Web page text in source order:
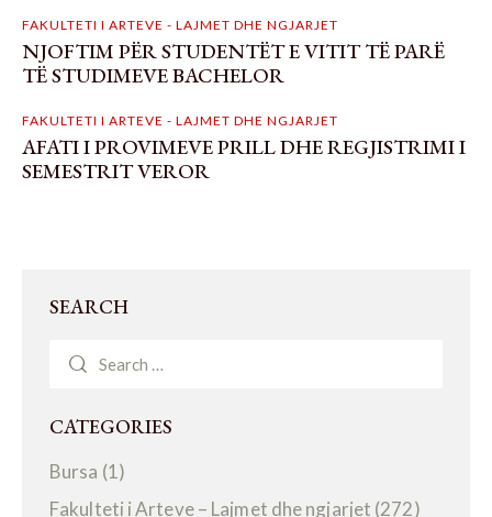
FAKULTETI I ARTEVE - LAJMET DHE NGJARJET
NJOFTIM PËR STUDENTËT E VITIT TË PARË
TË STUDIMEVE BACHELOR
FAKULTETI I ARTEVE - LAJMET DHE NGJARJET
AFATI I PROVIMEVE PRILL DHE REGJISTRIMI I
SEMESTRIT VEROR
SEARCH
CATEGORIES
Bursa (1)
Fakulteti i Arteve – Lajmet dhe ngjarjet (272)